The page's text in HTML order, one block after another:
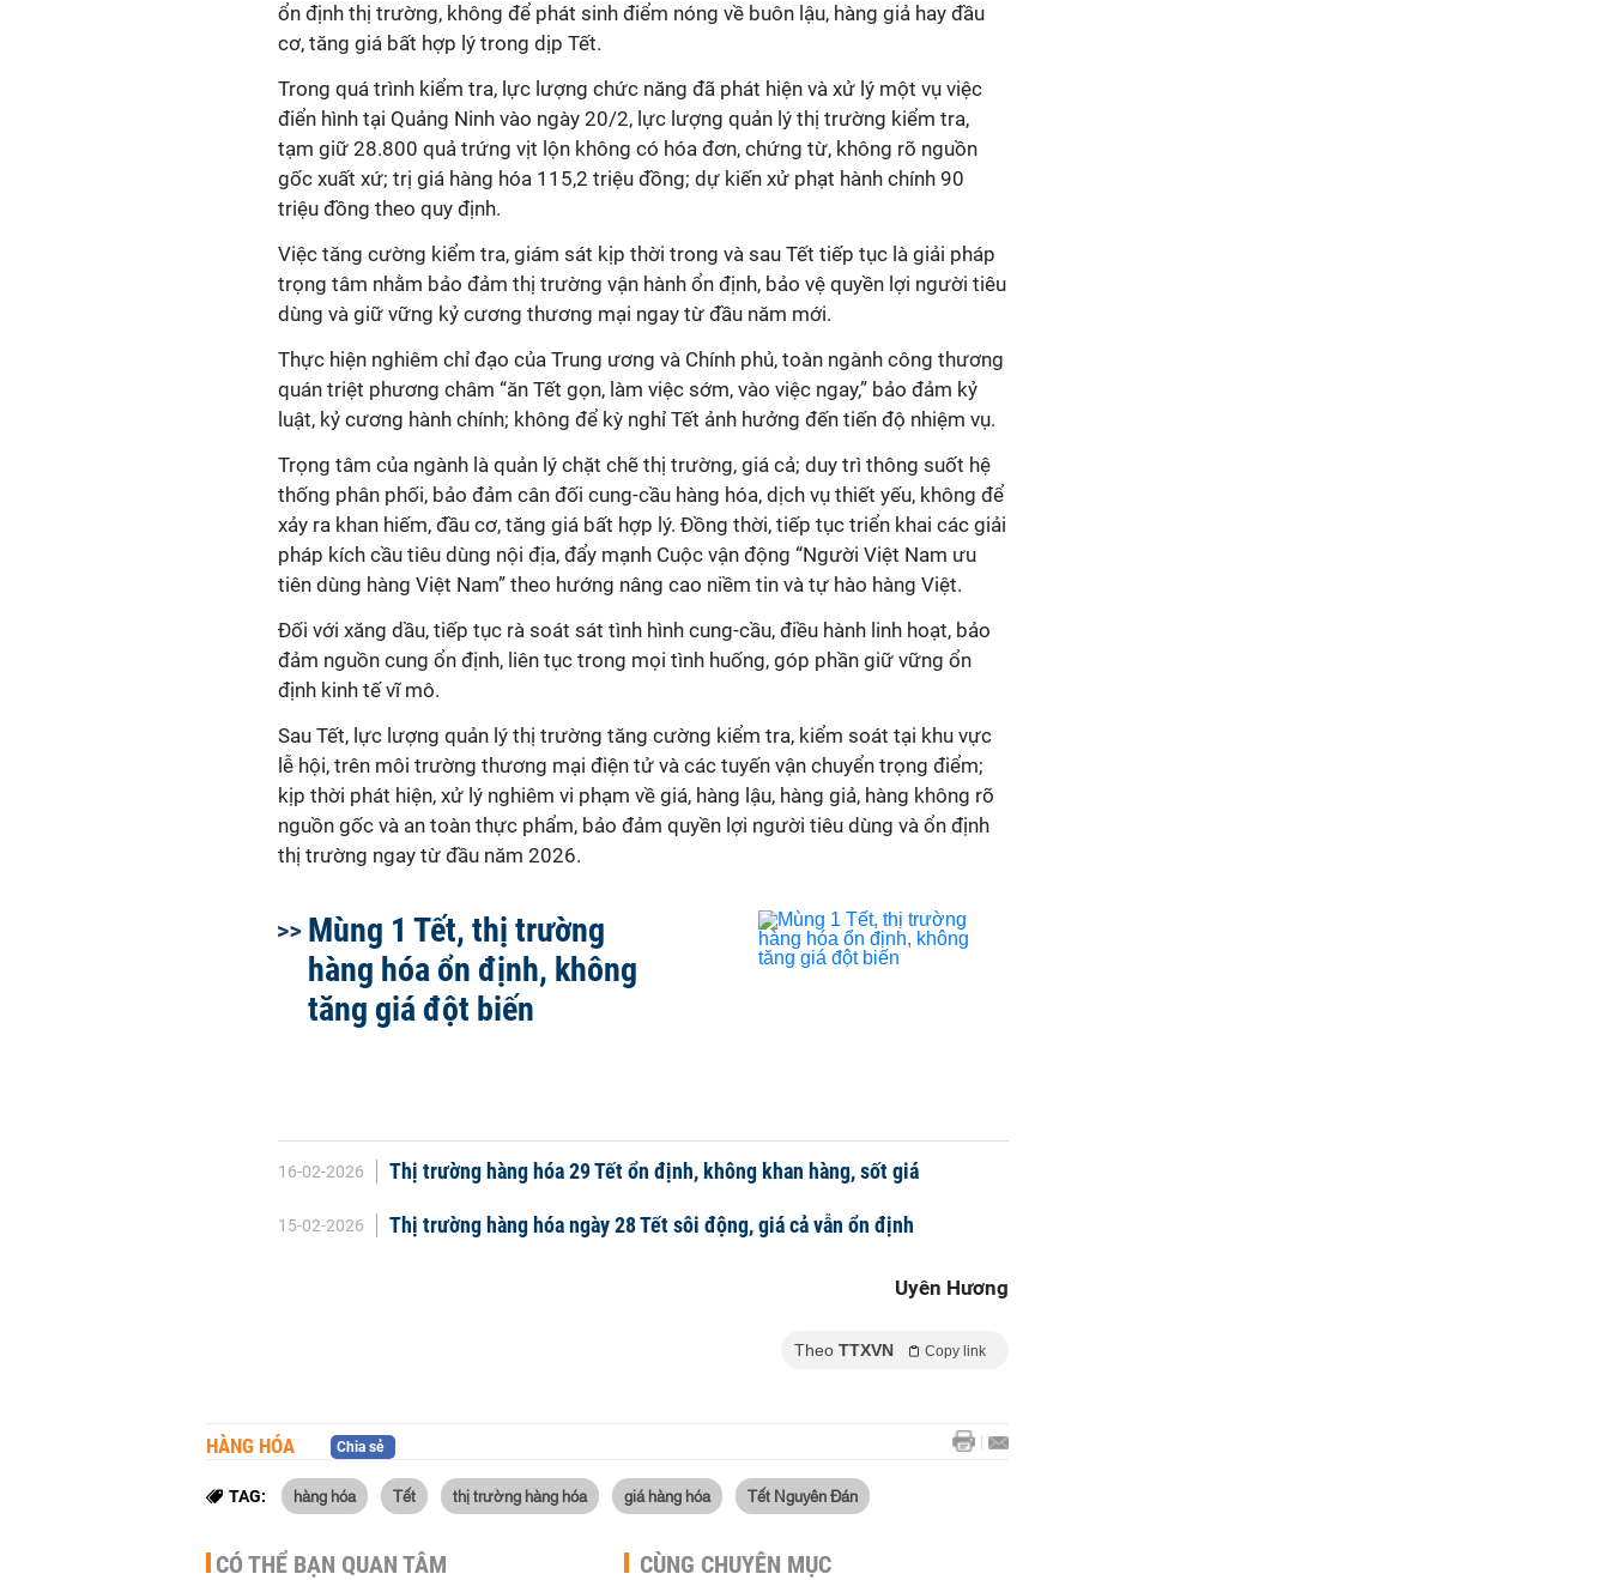
ổn định thị trường, không để phát sinh điểm nóng về buôn lậu, hàng giả hay đầu
cơ, tăng giá bất hợp lý trong dịp Tết.
Trong quá trình kiểm tra, lực lượng chức năng đã phát hiện và xử lý một vụ việc
điển hình tại Quảng Ninh vào ngày 20/2, lực lượng quản lý thị trường kiểm tra,
tạm giữ 28.800 quả trứng vịt lộn không có hóa đơn, chứng từ, không rõ nguồn
gốc xuất xứ; trị giá hàng hóa 115,2 triệu đồng; dự kiến xử phạt hành chính 90
triệu đồng theo quy định.
Việc tăng cường kiểm tra, giám sát kịp thời trong và sau Tết tiếp tục là giải pháp
trọng tâm nhằm bảo đảm thị trường vận hành ổn định, bảo vệ quyền lợi người tiêu
dùng và giữ vững kỷ cương thương mại ngay từ đầu năm mới.
Thực hiện nghiêm chỉ đạo của Trung ương và Chính phủ, toàn ngành công thương
quán triệt phương châm “ăn Tết gọn, làm việc sớm, vào việc ngay,” bảo đảm kỷ
luật, kỷ cương hành chính; không để kỳ nghỉ Tết ảnh hưởng đến tiến độ nhiệm vụ.
Trọng tâm của ngành là quản lý chặt chẽ thị trường, giá cả; duy trì thông suốt hệ
thống phân phối, bảo đảm cân đối cung-cầu hàng hóa, dịch vụ thiết yếu, không để
xảy ra khan hiếm, đầu cơ, tăng giá bất hợp lý. Đồng thời, tiếp tục triển khai các giải
pháp kích cầu tiêu dùng nội địa, đẩy mạnh Cuộc vận động “Người Việt Nam ưu
tiên dùng hàng Việt Nam” theo hướng nâng cao niềm tin và tự hào hàng Việt.
Đối với xăng dầu, tiếp tục rà soát sát tình hình cung-cầu, điều hành linh hoạt, bảo
đảm nguồn cung ổn định, liên tục trong mọi tình huống, góp phần giữ vững ổn
định kinh tế vĩ mô.
Sau Tết, lực lượng quản lý thị trường tăng cường kiểm tra, kiểm soát tại khu vực
lễ hội, trên môi trường thương mại điện tử và các tuyến vận chuyển trọng điểm;
kịp thời phát hiện, xử lý nghiêm vi phạm về giá, hàng lậu, hàng giả, hàng không rõ
nguồn gốc và an toàn thực phẩm, bảo đảm quyền lợi người tiêu dùng và ổn định
thị trường ngay từ đầu năm 2026.
Mùng 1 Tết, thị trường
hàng hóa ổn định, không
tăng giá đột biến
16-02-2026 Thị trường hàng hóa 29 Tết ổn định, không khan hàng, sốt giá
15-02-2026 Thị trường hàng hóa ngày 28 Tết sôi động, giá cả vẫn ổn định
Uyên Hương
Theo TTXVN Copy link
HÀNG HÓA Chia sẻ
TAG: hàng hóa Tết thị trường hàng hóa giá hàng hóa Tết Nguyên Đán
CÓ THỂ BẠN QUAN TÂM CÙNG CHUYÊN MỤC